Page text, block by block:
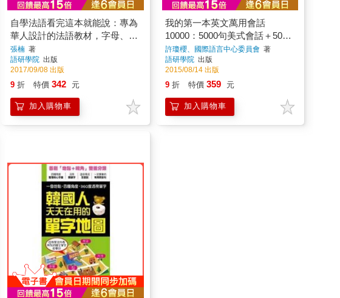
自學法語看完這本就能說：專為
華人設計的法語教材，字母、發
音、拼字、文法、單字、會話一
次學會(附MP3
張楠著
語研學院 出版
2017/09/08 出版
9 折 特價 342 元
加入購物車
我的第一本英文萬用會話
10000：5000句美式會話＋5000
種替換表達
許瓊櫻、國際語言中心委員會 著
語研學院 出版
2015/08/14 出版
9 折 特價 359 元
加入購物車